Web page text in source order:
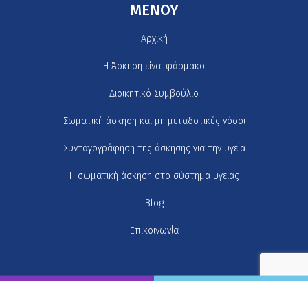
MENOY
Αρχική
H Άσκηση είναι φάρμακο
Διοικητικό Συμβούλιο
Σωματική άσκηση και μη μεταδοτικές νόσοι
Συνταγογράφηση της άσκησης για την υγεία
Η σωματική άσκηση στο σύστημα υγείας
Blog
Επικοινωνία